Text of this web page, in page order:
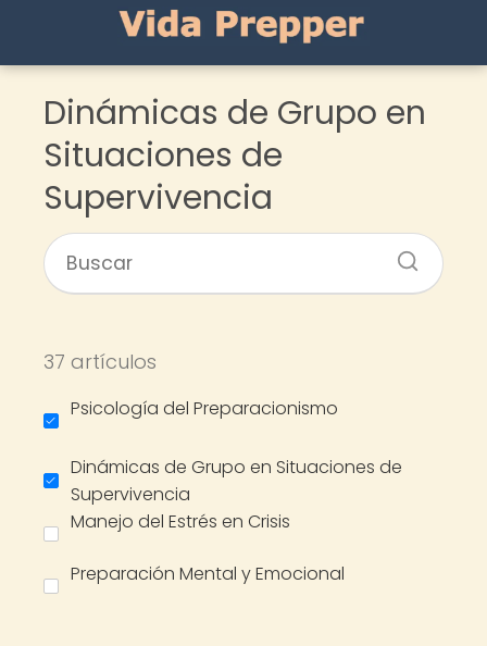
Dinámicas de Grupo en
Situaciones de
Supervivencia
37 artículos
Psicología del Preparacionismo
Dinámicas de Grupo en Situaciones de
Supervivencia
Manejo del Estrés en Crisis
Preparación Mental y Emocional